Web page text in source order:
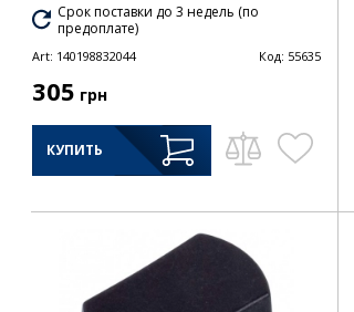
Срок поставки до 3 недель (по
предоплате)
Art: 140198832044 Код: 55635
305 грн
КУПИТЬ